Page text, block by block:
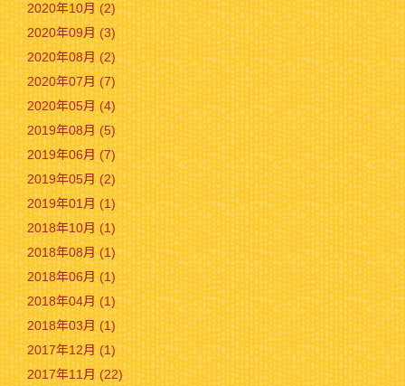
2020年10月 (2)
2020年09月 (3)
2020年08月 (2)
2020年07月 (7)
2020年05月 (4)
2019年08月 (5)
2019年06月 (7)
2019年05月 (2)
2019年01月 (1)
2018年10月 (1)
2018年08月 (1)
2018年06月 (1)
2018年04月 (1)
2018年03月 (1)
2017年12月 (1)
2017年11月 (22)